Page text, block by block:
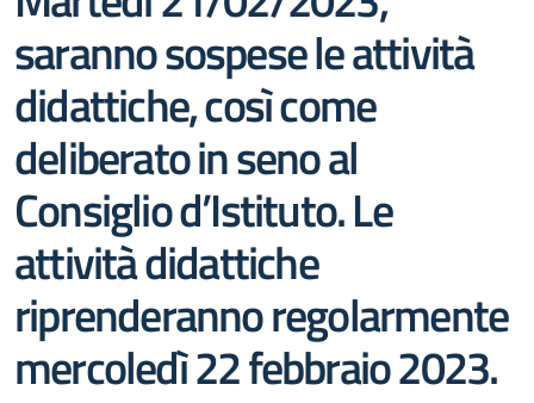
saranno sospese le attività
didattiche, così come
deliberato in seno al
Consiglio d’Istituto. Le
attività didattiche
riprenderanno regolarmente
mercoledì 22 febbraio 2023.